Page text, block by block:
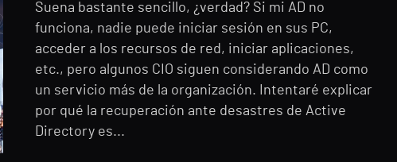
Suena bastante sencillo, ¿verdad? Si mi AD no
funciona, nadie puede iniciar sesión en sus PC,
acceder a los recursos de red, iniciar aplicaciones,
etc., pero algunos CIO siguen considerando AD como
un servicio más de la organización. Intentaré explicar
por qué la recuperación ante desastres de Active
Directory es...